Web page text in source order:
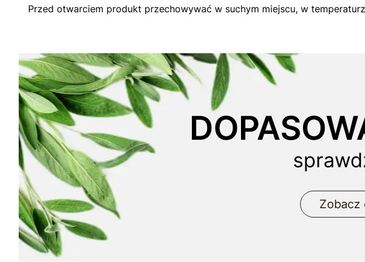
Przed otwarciem produkt przechowywać w suchym miejscu, w
Zobacz